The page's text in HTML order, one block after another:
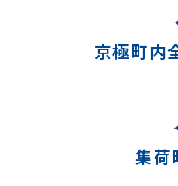
京極町内
集荷